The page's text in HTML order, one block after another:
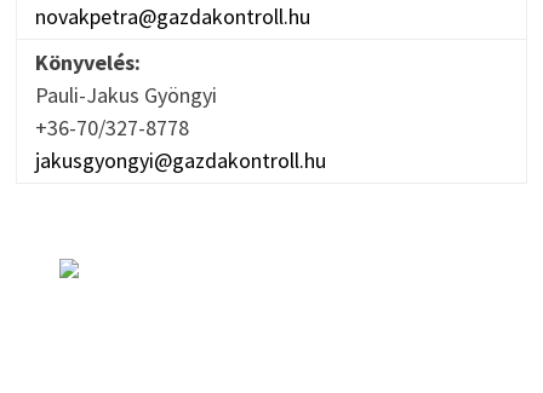
novakpetra@gazdakontroll.hu
Könyvelés:
Pauli-Jakus Gyöngyi
+36-70/327-8778
jakusgyongyi@gazdakontroll.hu